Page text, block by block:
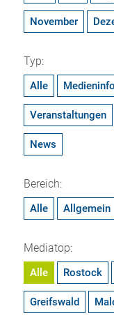
November
Typ:
Alle
Veranstaltungen
News
Bereich:
Alle Allgemein
Mediatop:
Alle Rostock
Greifswald